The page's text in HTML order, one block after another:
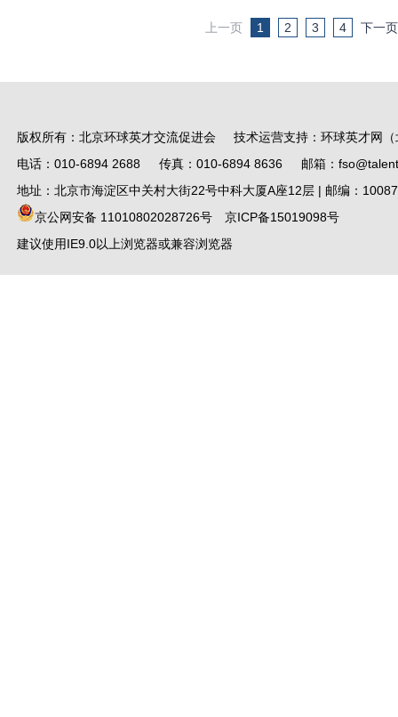
上一页 1 2 3 4 下一页
版权所有：北京环球英才交流促进会 技术运营支持：环球英才网（
电话：010-6894 2688 传真：010-6894 8636 邮箱：
地址：北京市海淀区中关村大街22号中科大厦A座12层 | 邮编：
京公网安备 11010802028726号
京ICP备15019098号
建议使用IE9.0以上浏览器或兼容浏览器